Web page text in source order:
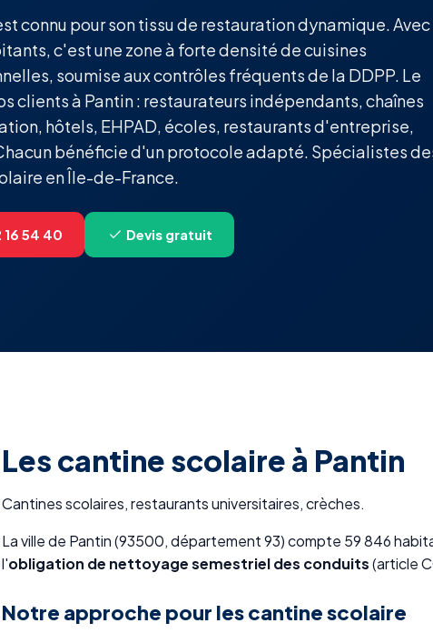
connu pour son tissu de restauration dynamique. Avec
c'est une zone à forte densité de cuisines
soumise aux contrôles fréquents de la DDPP. Le
clients à Pantin : restaurateurs indépendants, chaînes
hôtels, EHPAD, écoles, restaurants d'entreprise,
bénéficie d'un protocole adapté. Spécialistes
en Île-de-France.
16 54 40 Devis gratuit
Les cantine scolaire à Pantin
Cantines scolaires, restaurants universitaires, crèches.
La ville de Pantin (93500, département 93) compte 59 846
l'obligation de nettoyage semestriel des conduits(article
Notre approche pour les cantine scolaire